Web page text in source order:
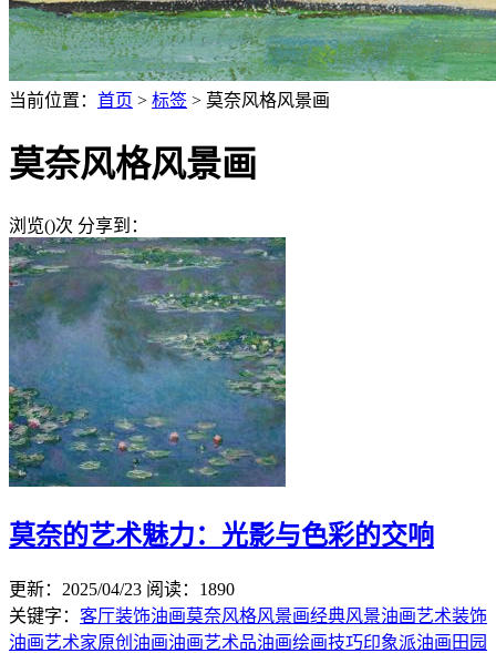
当前位置： 首页 > 标签 > 莫奈风格风景画
莫奈风格风景画
浏览()次 分享到：
莫奈的艺术魅力：光影与色彩的交响
更新：2025/04/23 阅读：1890
关键字： 客厅装饰油画莫奈风格风景画经典风景油画艺术装饰
油画艺术家原创油画油画艺术品油画绘画技巧印象派油画田园